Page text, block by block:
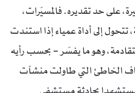
على حد تقديره. فالمسيّرات،
تتحول إلى أداة عمياء إذا استندت
وهو ما يفسّر – بحسب رأيه
الخاطئ التي طاولت منشآت